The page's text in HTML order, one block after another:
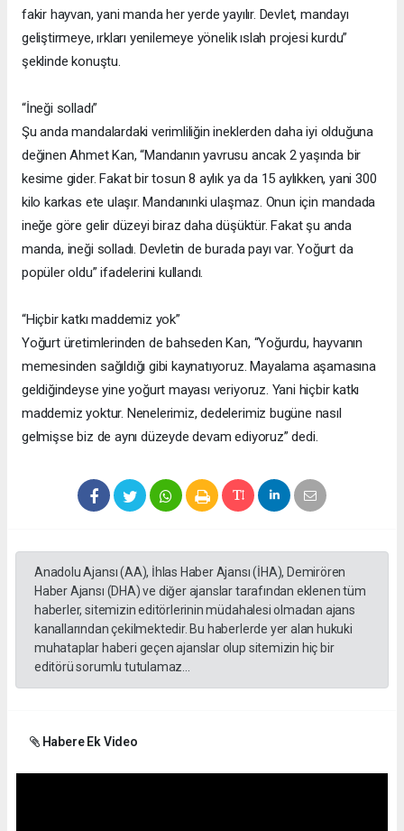
fakir hayvan, yani manda her yerde yayılır. Devlet, mandayı
geliştirmeye, ırkları yenilemeye yönelik ıslah projesi kurdu”
şeklinde konuştu.
“İneği solladı”
Şu anda mandalardaki verimliliğin ineklerden daha iyi olduğuna
değinen Ahmet Kan, “Mandanın yavrusu ancak 2 yaşında bir
kesime gider. Fakat bir tosun 8 aylık ya da 15 aylıkken, yani 300
kilo karkas ete ulaşır. Mandanınki ulaşmaz. Onun için mandada
ineğe göre gelir düzeyi biraz daha düşüktür. Fakat şu anda
manda, ineği solladı. Devletin de burada payı var. Yoğurt da
popüler oldu” ifadelerini kullandı.
“Hiçbir katkı maddemiz yok”
Yoğurt üretimlerinden de bahseden Kan, “Yoğurdu, hayvanın
memesinden sağıldığı gibi kaynatıyoruz. Mayalama aşamasına
geldiğindeyse yine yoğurt mayası veriyoruz. Yani hiçbir katkı
maddemiz yoktur. Nenelerimiz, dedelerimiz bugüne nasıl
gelmişse biz de aynı düzeyde devam ediyoruz” dedi.
Anadolu Ajansı (AA), İhlas Haber Ajansı (İHA), Demirören
Haber Ajansı (DHA) ve diğer ajanslar tarafından eklenen tüm
haberler, sitemizin editörlerinin müdahalesi olmadan ajans
kanallarından çekilmektedir. Bu haberlerde yer alan hukuki
muhataplar haberi geçen ajanslar olup sitemizin hiç bir
editörü sorumlu tutulamaz...
Habere Ek Video